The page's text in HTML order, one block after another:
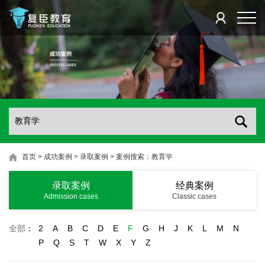
首页 > 成功案例 > 录取案例 > 案例搜索：教育学
录取案例
Admission cases
经典案例
Classic cases
全部 ： 2 A B C D E F G H J K L M
N
P
Q S T W X Y Z